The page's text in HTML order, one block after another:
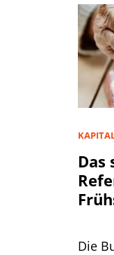
Das
Die